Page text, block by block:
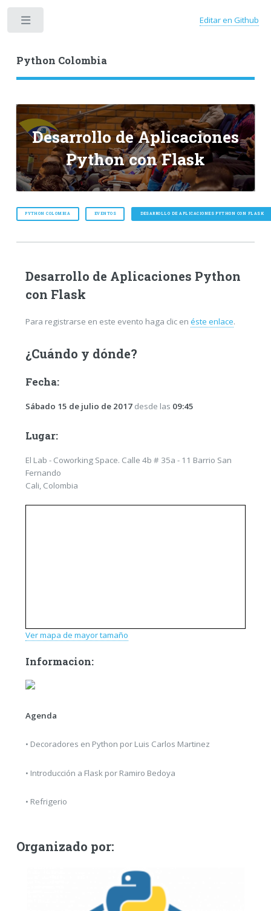
Python Colombia
Editar en Github
Desarrollo de Aplicaciones
Python con Flask
PYTHON COLOMBIA EVENTOS DESARROLLO DE APLICACIONES PYTHON CON FLASK
Desarrollo de Aplicaciones Python
con Flask
Para registrarse en este evento haga clic en éste enlace.
¿Cuándo y dónde?
Fecha:
Sábado 15 de julio de 2017desde las 09:45
Lugar:
El Lab - Coworking Space. Calle 4b # 35a - 11 Barrio San
Fernando
Cali, Colombia
Ver mapa de mayor tamaño
Informacion:
Agenda
• Decoradores en Python por Luis Carlos Martinez
• Introducción a Flask por Ramiro Bedoya
• Refrigerio
Organizado por: